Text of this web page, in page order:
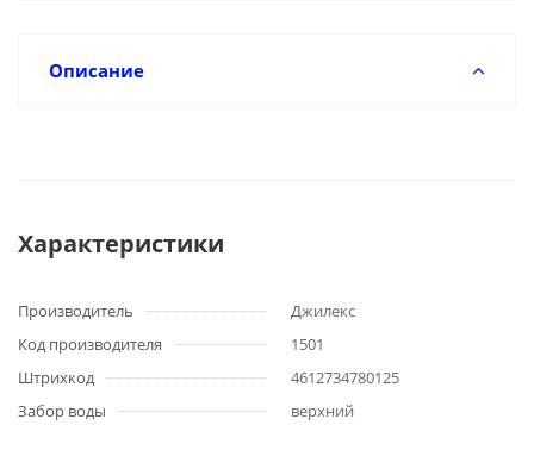
Описание
Характеристики
Производитель
Джилекс
Код производителя
1501
Штрихкод
4612734780125
Забор воды
верхний